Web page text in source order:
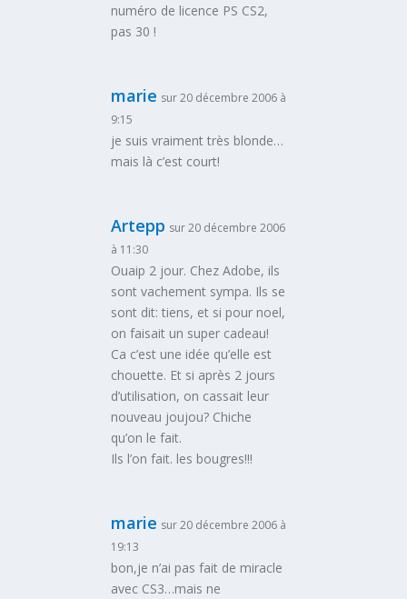
numéro de licence PS CS2,
pas 30 !
marie sur 20 décembre 2006 à
9:15
je suis vraiment très blonde…
mais là c’est court!
Artepp sur 20 décembre 2006
à 11:30
Ouaip 2 jour. Chez Adobe, ils
sont vachement sympa. Ils se
sont dit: tiens, et si pour noel,
on faisait un super cadeau!
Ca c’est une idée qu’elle est
chouette. Et si après 2 jours
d’utilisation, on cassait leur
nouveau joujou? Chiche
qu’on le fait.
Ils l’on fait. les bougres!!!
marie sur 20 décembre 2006 à
19:13
bon,je n’ai pas fait de miracle
avec CS3…mais ne